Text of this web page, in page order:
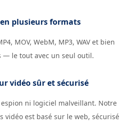
plusieurs formats
MOV, WebM, MP3, WAV et bien
— le tout avec un seul outil.
vidéo sûr et sécurisé
ni logiciel malveillant. Notre
vidéo est basé sur le web, sécurisé